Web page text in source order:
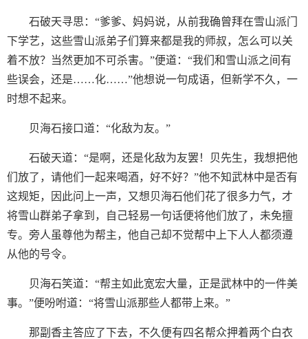
石破天寻思：“爹爹、妈妈说，从前我确曾拜在雪山派门
下学艺，这些雪山派弟子们算来都是我的师叔，怎么可以关
着不放？当然更加不可杀害。”便道：“我们和雪山派之间有
些误会，还是……化……”他想说一句成语，但新学不久，一
时想不起来。
贝海石接口道：“化敌为友。”
石破天道：“是啊，还是化敌为友罢！贝先生，我想把他
们放了，请他们一起来喝酒，好不好？”他不知武林中是否有
这规矩，因此问上一声，又想贝海石他们花了很多力气，才
将雪山群弟子拿到，自己轻易一句话便将他们放了，未免擅
专。旁人虽尊他为帮主，他自己却不觉帮中上下人人都须遵
从他的号令。
贝海石笑道：“帮主如此宽宏大量，正是武林中的一件美
事。”便吩咐道：“将雪山派那些人都带上来。”
那副香主答应了下去，不久便有四名帮众押着两个白衣